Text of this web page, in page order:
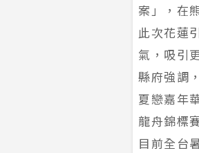
案」，在
此次花蓮
氣，吸引
縣府強調
夏戀嘉年
龍舟錦標
目前全台